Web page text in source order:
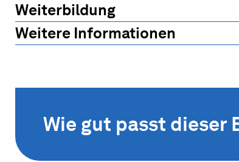
Weiterbildung
Weitere Informationen
Wie gut passt dieser